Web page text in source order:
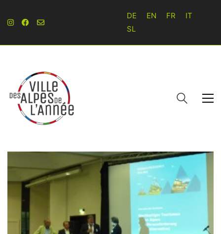
DE EN FR
IT
SL